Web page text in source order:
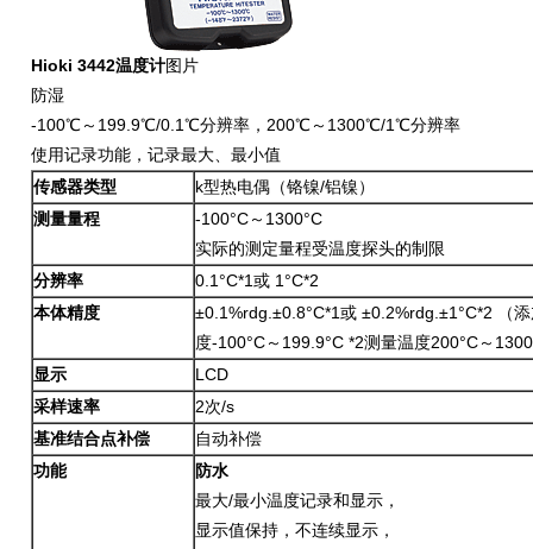
Hioki 3442温度计图片
防湿
-100℃～199.9℃/0.1℃分辨率，200℃～1300℃/1℃分辨率
使用记录功能，记录最大、最小值
传感器类型
k型热电偶（铬镍/铝镍）
测量量程
-100°C～1300°C
实际的测定量程受温度探头的制限
分辨率
0.1°C*1或 1°C*2
本体精度
±0.1%rdg.±0.8°C*1或 ±0.2%rdg.±1°C*2 （
度-100°C～199.9°C *2测量温度200°C～
显示
LCD
采样速率
2次/s
基准结合点补偿
自动补偿
功能
防水
最大/最小温度记录和显示，
显示值保持，不连续显示，